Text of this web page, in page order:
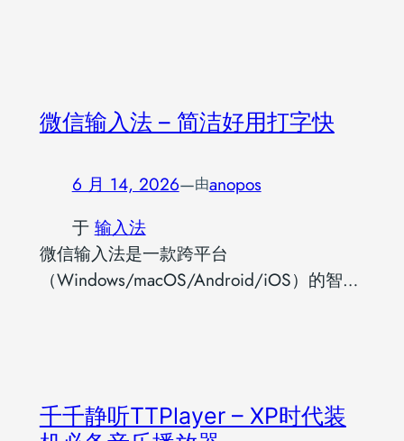
微信输入法 – 简洁好用打字快
6 月 14, 2026—由anopos
于 输入法
微信输入法是一款跨平台
（Windows/macOS/Android/iOS）的智…
千千静听TTPlayer – XP时代装